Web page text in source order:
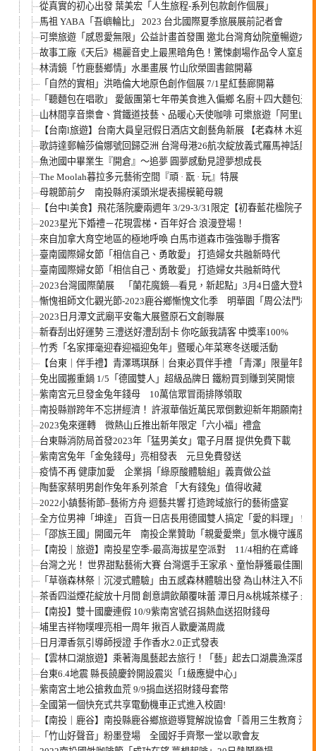
從真實的初心出發 葉美宏「人生旅程-系列包款創作個展」
馬祖 YABA「吾嶼輪比」 2023 台北國際夏季旅展展前記者會
可樂旅遊「感恩愛無限」公益計畫首發團 邀北台灣育幼院童暢遊六
故事工廠《天后》楊麗音史上最黑暗角色！驚悚劇場作品令人窒息
林清鏡「竹鹿藝鄉情」水墨畫展 竹山欣榮圖書館開幕
「自然的實相」洪晧倫大地原色創作個展 7/1星紅藝廊開幕
「聽麵包在唱歌」 愛飯團第七年帶美食進入偏鄉 名廚＋四大麵包天
山林間享音樂會、賞鐵道技藝、品暖心天使咖啡 可樂旅遊「阿里山
【台南l旅遊】台南大員皇冠假日酒店文創藝角新展 【老森林 木迎
歌詩達郵輪莎倫娜號回歸亞洲 台灣母港26航次綻放義式羅馬神話風
魚池國中畢業生『開倉』～追夢 圓夢感動見證夢想成長
The Moolah暮拉多元藝術空間『頑 · 翫 · 玩』特展
母親節前夕 南投縣府溪頭米堤表揚模範母親
【台中l美食】飛花落院慶兩週年 3/29-3/31限定【初春藍花楹院子茶
2023星光下婚禮－花現雲梯‧百年好合 浪漫登場！
來自加拿大育空地區的極地呼喚 白馬市道森市強強聯手攬客
臺南國際婦女節「相信自己、勇敢愛」 打造婦女共融新時代
臺南國際婦女節「相信自己、勇敢愛」 打造婦女共融新時代
2023台灣國際蘭展 「蘭花魔鏡—看見，新起點」3月4日盛大登場
慚愧祖師文化觀光節-2023鹿谷鄉慚愧文化季 明華園「周公法鬥
2023日月潭文武廟平安龜大展暨原石文創聯展
新春刮出好運勢 三澧送好澧刮刮卡 你吃飯我請客 中獎率100%
竹秀「名家揮毫迎春迎福迎兔年」暨暖心年菜寒冬送暖活動
【台東｜伴手禮】青澤瑪琪酥｜台東必買伴手禮 「青澤」限量年節
免出國搬重鍋 1/5「德國雙人」超級品牌日 鐵粉買到賺到笑開懷
紫南宮元旦發金兔年錢母 10萬信眾冒雨排隊領取
南投縣辦跨年不忘拼經濟！ 許淑華偕近萬民眾倒數迎新年期願南投
2023兔來運轉 微熱山丘推出新年限定「六小福」禮盒
台東縣消防局首發2023年「猛男美女」電子月曆 提供免費下載
紫南宮兔年「金兔錢母」亮相發表 元旦免費發送
疫情不再 健康加愛 企業捐「綠原酸體驗組」義賣做公益
陶藝家蔡明男創作兔年系列茶倉 「大有錢兔」值得收藏
2022小鎮藝術節–藝術方舟 迴藝共響 打造跨域旅行的藝術盛宴
全方位男神「坤達」 百貨一日店長用德國雙人搞定「愛的料理」 !
「邵族王國」開國元年 南投企業贊助「親愛愛樂」氫水機守護原
【南投｜旅遊】南投星空季-最高海拔星空派對 11/4相約在鳶峰
台灣之光！ 世界甜點藝術大賽 台灣選手王家承、童怡靜獲最佳團隊
「草嶺森林祭｜沉浸式體驗」由五感森林體驗出發 為山林注入不同
茶香四溢煙花綻放十月間 創意調飲顛覆味蕾 潭日月&桃城茶樣子 最
【南投】雙十國慶連假 10/9紫南宮號召捐熱血送招財錢母
埔里吉祥物噗哩亮相一周年 揪百人歡慶滿周歲
日月潭香氛引導師授證 手作香水2.0正式發表
【雲林口湖旅遊】乘著海風藝起去旅行！「藝」起去口湖農漁深度
台東6.4地震 縣長饒慶鈴開設震災「1級應變中心」
紫南宮土地公搶救血荒 9/9捐血送招財錢母套幣
全國第一個快充式共享電動機車正式進入校園!
【南投｜鹿谷】南投縣鹿谷鄉旅遊導覽解說協會「善用三生教育 活
「竹山好聲音」粉墨登場 全國好手齊聚一堂以歌會友